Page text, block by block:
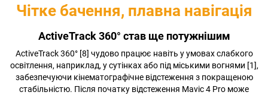
Чітке бачення, плавна навігація
ActiveTrack 360° став ще потужнішим
ActiveTrack 360° [8] чудово працює навіть у умовах слабкого
освітлення, наприклад, у сутінках або під міськими вогнями [1],
забезпечуючи кінематографічне відстеження з покращеною
стабільністю. Після початку відстеження Mavic 4 Pro може